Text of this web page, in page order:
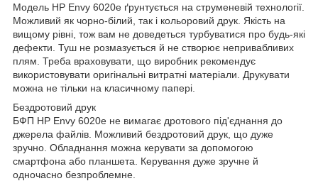
Модель HP Envy 6020e ґрунтується на струменевій технології.
Можливий як чорно-білий, так і кольоровий друк. Якість на
вищому рівні, тож вам не доведеться турбуватися про будь-які
дефекти. Туш не розмазується й не створює непривабливих
плям. Треба враховувати, що виробник рекомендує
використовувати оригінальні витратні матеріали. Друкувати
можна не тільки на класичному папері.
Бездротовий друк
БФП HP Envy 6020e не вимагає дротового під'єднання до
джерела файлів. Можливий бездротовий друк, що дуже
зручно. Обладнання можна керувати за допомогою
смартфона або планшета. Керування дуже зручне й
одночасно безпроблемне.